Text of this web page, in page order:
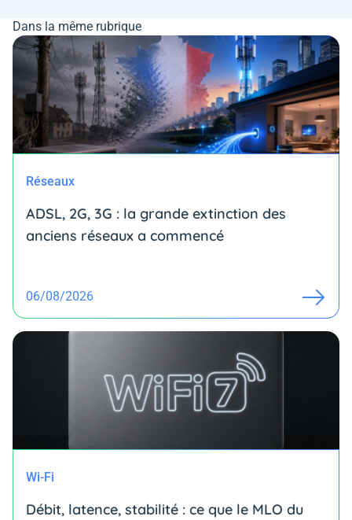
Dans la même rubrique
Réseaux
ADSL, 2G, 3G : la grande extinction des
anciens réseaux a commencé
06/08/2026
Wi-Fi
Débit, latence, stabilité : ce que le MLO du